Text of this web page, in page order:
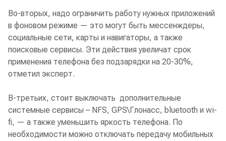
Во-вторых, надо ограничить работу нужных приложений
в фоновом режиме — это могут быть мессенждеры,
социальные сети, карты и навигаторы, а также
поисковые сервисы. Эти действия увеличат срок
применения телефона без подзарядки на 20-30%,
отметил эксперт.
В-третьих, стоит выключать дополнительные
системные сервисы – NFS, GPS\Глонасс, bluetooth и wi-
fi, — а также уменьшить яркость телефона. По
необходимости можно отключать передачу мобильных